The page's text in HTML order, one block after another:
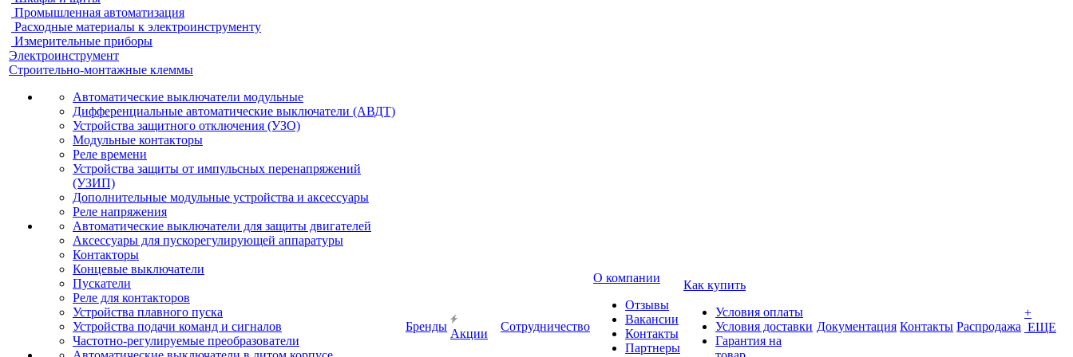
Промышленная автоматизация
Расходные материалы к электроинструменту
Измерительные приборы
Электроинструмент
Строительно-монтажные клеммы
Автоматические выключатели модульные
Дифференциальные автоматические выключатели (АВДТ)
Устройства защитного отключения (УЗО)
Модульные контакторы
Реле времени
Устройства защиты от импульсных перенапряжений
(УЗИП)
Дополнительные модульные устройства и аксессуары
Реле напряжения
Автоматические выключатели для защиты двигателей
Аксессуары для пускорегулирующей аппаратуры
Контакторы
Концевые выключатели
Пускатели
Реле для контакторов
Устройства плавного пуска
Устройства подачи команд и сигналов
Частотно-регулируемые преобразователи
Бренды
Акции
Сотрудничество
О компании
Отзывы
Вакансии
Контакты
Партнеры
Как купить
Условия оплаты
Условия доставки
Гарантия на
Документация Контакты Распродажа
+
ЕЩЕ